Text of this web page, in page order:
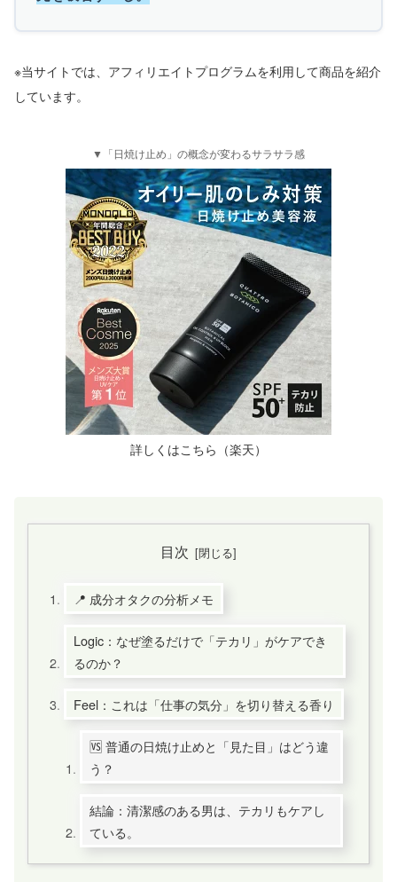
※当サイトでは、アフィリエイトプログラムを利用して商品を紹介
しています。
▼「日焼け止め」の概念が変わるサラサラ感
詳しくはこちら（楽天）
目次
📍 成分オタクの分析メモ
Logic：なぜ塗るだけで「テカリ」がケアでき
るのか？
Feel：これは「仕事の気分」を切り替える香り
🆚 普通の日焼け止めと「見た目」はどう違
う？
結論：清潔感のある男は、テカリもケアし
ている。